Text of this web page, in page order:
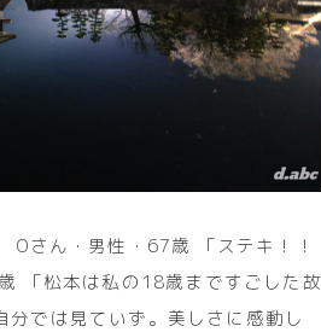
Oさん・男性・67歳 「ステキ！！
「松本は私の18歳まですごした故
では見ていず。美しさに感動し